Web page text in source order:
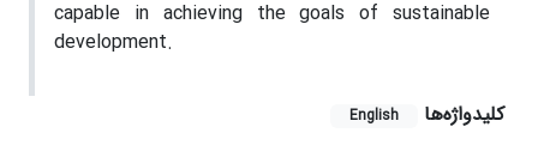
capable in achieving the goals of sustainable
development.
کلیدواژه‌ها English